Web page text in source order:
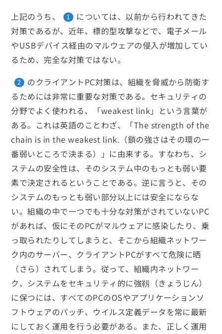
上記のうち、 1
については、以前から行われてきた
対策であるが、近年、標的型攻撃などで、電子メール
やUSBデバイス経由のマルウェアの侵入が増加してい
るため、完全な対策ではない。
2
のクライアントPC対策は、組織を脅威から防衛す
るためには非常に重要な対策である。セキュリティの
分野でよく使われる、「weakest link」という言葉が
ある。これは英語のことわざ、「The strength of the
chain is in the weakest link.（鎖の強さはその環の一
番弱いところで決まる）」に由来する。すなわち、シ
ステムの安全性は、そのシステム中のもっとも弱い要
素で決定されるということである。逆に言うと、その
システムのもっとも弱い部分以上には安全にならな
い。組織の中で一つでも十分な対策がされていないPC
があれば、仮にそのPCがマルウェアに感染したり、乗
っ取られたりしてしまうと、そこから組織ネットワー
ク内のサーバー、クライアントPCがすべて危険に晒
（さら）されてしまう。従って、組織内ネットワー
ク、システムをセキュリティ的に強靱（きょうじん）
に保つには、すべてのPCのOSやアプリケーションソ
フトウェアのパッチ、ウイルス定義データを常に最新
にしておく運用を行う必要がある。また、正しく運用